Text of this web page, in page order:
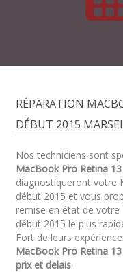
RÉPARATION
DÉBUT 2015
Nos techniciens sont
MacBook Pro Retina
diagnostiqueront votre
début 2015 et vous
remise en état de
début 2015 le plus
Fort de leurs
MacBook Pro Retina
prix et delais.